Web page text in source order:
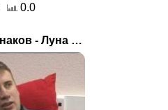
0.0
Игорь Минаков - Луна ск...